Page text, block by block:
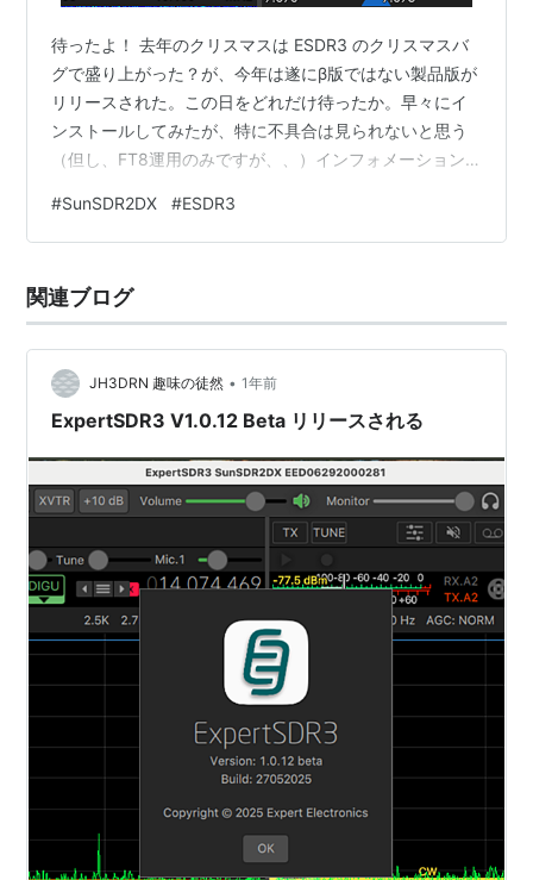
待ったよ！ 去年のクリスマスは ESDR3 のクリスマスバ
グで盛り上がった？が、今年は遂にβ版ではない製品版が
リリースされた。この日をどれだけ待ったか。早々にイ
ンストールしてみたが、特に不具合は見られないと思う
（但し、FT8運用のみですが、、）インフォメーション
今回はリリースノートが見当たらないので、FBでの投稿
を拝借して下記する。 新機能&改善点: 1. ExpertCloud (
Cloudプラットフォームの進化した後継者である
ExpertCloudに登場。 …
#SunSDR2DX #ESDR3
関連ブログ
JH3DRN 趣味の徒然 • 1年前
ExpertSDR3 V1.0.12 Beta リリースされる